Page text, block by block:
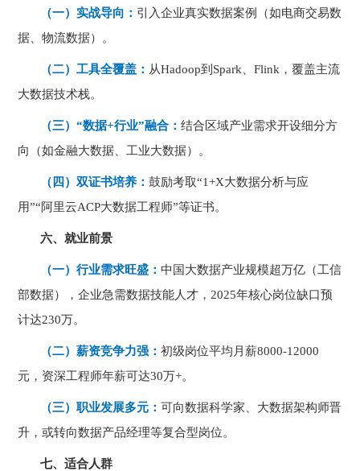
（一）实战导向： 引入企业真实数据案例（如电商交易数
据、物流数据）。
（二）工具全覆盖： 从Hadoop到 Spark 、Flink ，覆盖主流
大数据技术栈。
（三）“数据+行业”融合：结合区域产业需求开设细分方
向（如金融大数据、工业大数据）。
（四）双证书培养：鼓励考取“1+X大数据分析与应
用”“阿里云ACP大数据工程师”等证书。
六、就业前景
（一）行业需求旺盛：中国大数据产业规模超万亿（工信
部数据），企业急需数据技能人才， 2025年核心岗位缺口预
计达230万。
（二）薪资竞争力强：初级岗位平均月薪8000-12000
元，资深工程师年薪可达30万+。
（三）职业发展多元：可向数据科学家、大数据架构师晋
升，或转向数据产品经理等复合型岗位。
七、适合人群